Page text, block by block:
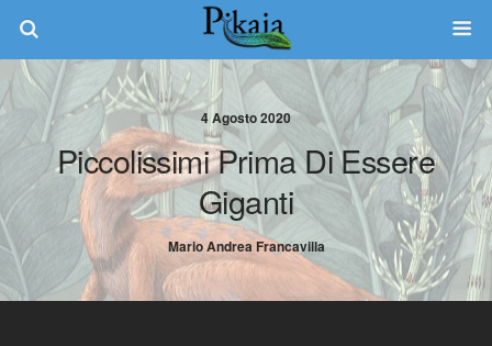
4 Agosto 2020
Piccolissimi Prima Di Essere
Giganti
Mario Andrea Francavilla